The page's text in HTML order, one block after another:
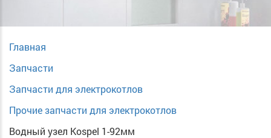
Главная
Запчасти
Запчасти для электрокотлов
Прочие запчасти для электрокотлов
Водный узел Kospel 1-92мм